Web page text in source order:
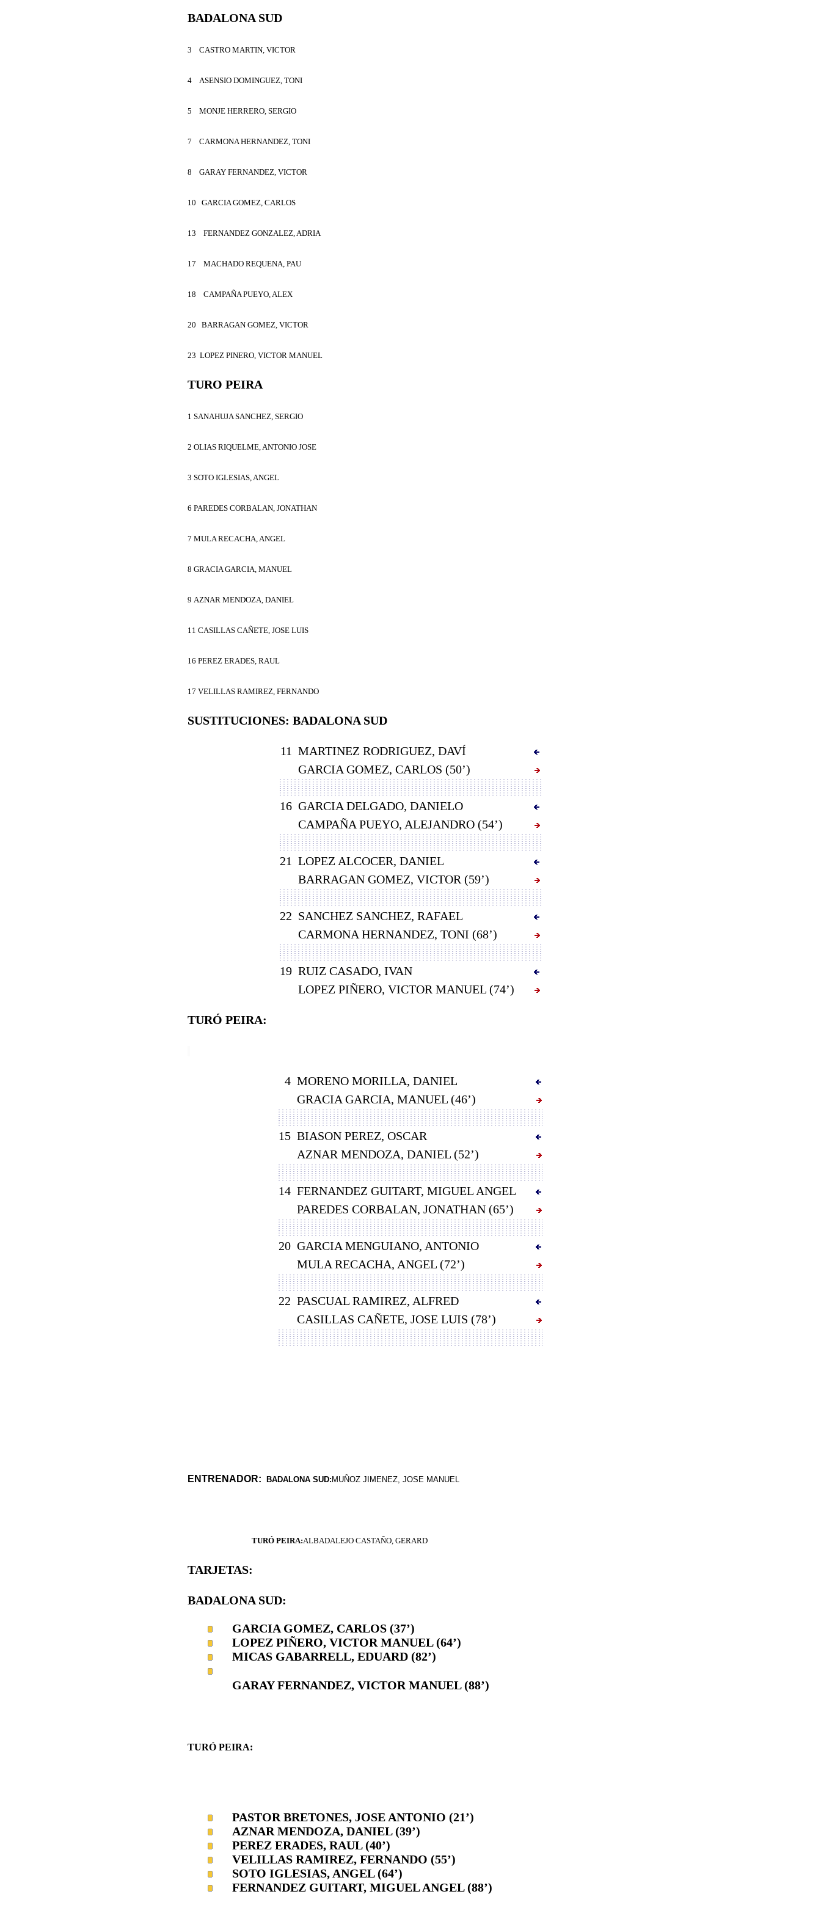
BADALONA SUD
3 CASTRO MARTIN, VICTOR
4 ASENSIO DOMINGUEZ, TONI
5 MONJE HERRERO, SERGIO
7 CARMONA HERNANDEZ, TONI
8 GARAY FERNANDEZ, VICTOR
10 GARCIA GOMEZ, CARLOS
13 FERNANDEZ GONZALEZ, ADRIA
17 MACHADO REQUENA, PAU
18 CAMPAÑA PUEYO, ALEX
20 BARRAGAN GOMEZ, VICTOR
23 LOPEZ PINERO, VICTOR MANUEL
TURO PEIRA
1 SANAHUJA SANCHEZ, SERGIO
2 OLIAS RIQUELME, ANTONIO JOSE
3 SOTO IGLESIAS, ANGEL
6 PAREDES CORBALAN, JONATHAN
7 MULA RECACHA, ANGEL
8 GRACIA GARCIA, MANUEL
9 AZNAR MENDOZA, DANIEL
11 CASILLAS CAÑETE, JOSE LUIS
16 PEREZ ERADES, RAUL
17 VELILLAS RAMIREZ, FERNANDO
SUSTITUCIONES: BADALONA SUD
11 MARTINEZ RODRIGUEZ, DAVÍ
GARCIA GOMEZ, CARLOS (50’)
16 GARCIA DELGADO, DANIELO
CAMPAÑA PUEYO, ALEJANDRO (54’)
21 LOPEZ ALCOCER, DANIEL
BARRAGAN GOMEZ, VICTOR (59’)
22 SANCHEZ SANCHEZ, RAFAEL
CARMONA HERNANDEZ, TONI (68’)
19 RUIZ CASADO, IVAN
LOPEZ PIÑERO, VICTOR MANUEL (74’)
TURÓ PEIRA:
4 MORENO MORILLA, DANIEL
GRACIA GARCIA, MANUEL (46’)
15 BIASON PEREZ, OSCAR
AZNAR MENDOZA, DANIEL (52’)
14 FERNANDEZ GUITART, MIGUEL ANGEL
PAREDES CORBALAN, JONATHAN (65’)
20 GARCIA MENGUIANO, ANTONIO
MULA RECACHA, ANGEL (72’)
22 PASCUAL RAMIREZ, ALFRED
CASILLAS CAÑETE, JOSE LUIS (78’)
ENTRENADOR: BADALONA SUD: MUÑOZ JIMENEZ, JOSE MANUEL
TURÓ PEIRA:ALBADALEJO CASTAÑO, GERARD
TARJETAS:
BADALONA SUD:
GARCIA GOMEZ, CARLOS (37’)
LOPEZ PIÑERO, VICTOR MANUEL (64’)
MICAS GABARRELL, EDUARD (82’)
GARAY FERNANDEZ, VICTOR MANUEL (88’)
TURÓ PEIRA:
PASTOR BRETONES, JOSE ANTONIO (21’)
AZNAR MENDOZA, DANIEL (39’)
PEREZ ERADES, RAUL (40’)
VELILLAS RAMIREZ, FERNANDO (55’)
SOTO IGLESIAS, ANGEL (64’)
FERNANDEZ GUITART, MIGUEL ANGEL (88’)